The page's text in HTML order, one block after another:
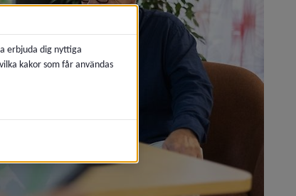
erbjuda dig nyttiga
kakor som får användas